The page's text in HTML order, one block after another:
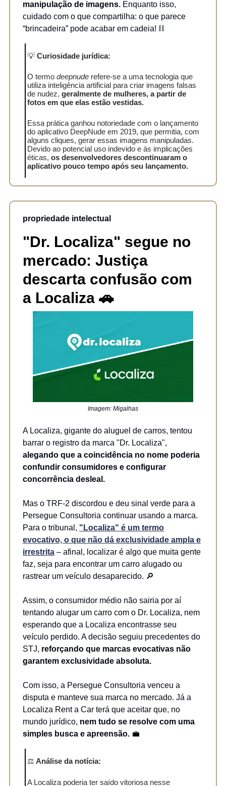
manipulação de imagens. Enquanto isso,
cuidado com o que compartilha: o que parece
“brincadeira” pode acabar em cadeia! ⛓️
💡 Curiosidade jurídica:
O termo deepnude refere-se a uma tecnologia que
utiliza inteligência artificial para criar imagens falsas
de nudez, geralmente de mulheres, a partir de
fotos em que elas estão vestidas.
Essa prática ganhou notoriedade com o lançamento
do aplicativo DeepNude em 2019, que permitia, com
alguns cliques, gerar essas imagens manipuladas.
Devido ao potencial uso indevido e às implicações
éticas, os desenvolvedores descontinuaram o
aplicativo pouco tempo após seu lançamento.
propriedade intelectual
"Dr. Localiza" segue no
mercado: Justiça
descarta confusão com
a Localiza 🚗
Imagem: Migalhas
A Localiza, gigante do aluguel de carros, tentou
barrar o registro da marca "Dr. Localiza",
alegando que a coincidência no nome poderia
confundir consumidores e configurar
concorrência desleal.
Mas o TRF-2 discordou e deu sinal verde para a
Persegue Consultoria continuar usando a marca.
Para o tribunal, "Localiza" é um termo
evocativo, o que não dá exclusividade ampla e
irrestrita – afinal, localizar é algo que muita gente
faz, seja para encontrar um carro alugado ou
rastrear um veículo desaparecido. 🔎
Assim, o consumidor médio não sairia por aí
tentando alugar um carro com o Dr. Localiza, nem
esperando que a Localiza encontrasse seu
veículo perdido. A decisão seguiu precedentes do
STJ, reforçando que marcas evocativas não
garantem exclusividade absoluta.
Com isso, a Persegue Consultoria venceu a
disputa e manteve sua marca no mercado. Já a
Localiza Rent a Car terá que aceitar que, no
mundo jurídico, nem tudo se resolve com uma
simples busca e apreensão. 💼
⚖️ Análise da notícia:
A Localiza poderia ter saído vitoriosa nesse